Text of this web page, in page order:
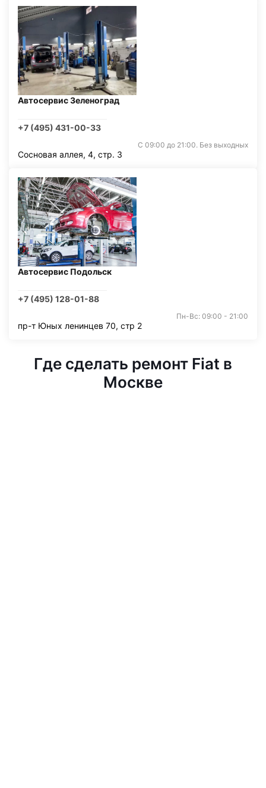
Автосервис Зеленоград
+7 (495) 431-00-33
С 09:00 до 21:00. Без выходных
Сосновая аллея, 4, стр. 3
Автосервис Подольск
+7 (495) 128-01-88
Пн-Вс: 09:00 - 21:00
пр-т Юных ленинцев 70, стр 2
Где сделать ремонт Fiat в
Москве